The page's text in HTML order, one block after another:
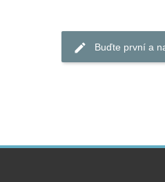
Buďte první a